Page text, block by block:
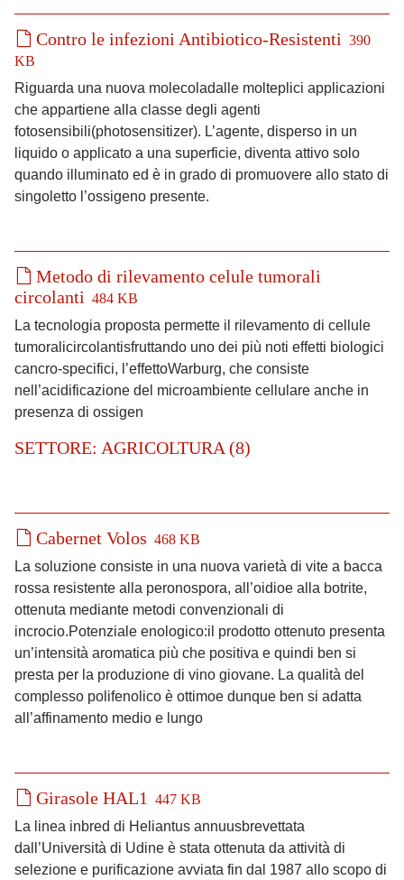
Contro le infezioni Antibiotico-Resistenti 390
KB
Riguarda una nuova molecoladalle molteplici applicazioni
che appartiene alla classe degli agenti
fotosensibili(photosensitizer). L’agente, disperso in un
liquido o applicato a una superficie, diventa attivo solo
quando illuminato ed è in grado di promuovere allo stato di
singoletto l’ossigeno presente.
Metodo di rilevamento celule tumorali
circolanti 484 KB
La tecnologia proposta permette il rilevamento di cellule
tumoralicircolantisfruttando uno dei più noti effetti biologici
cancro-specifici, l’effettoWarburg, che consiste
nell’acidificazione del microambiente cellulare anche in
presenza di ossigen
SETTORE: AGRICOLTURA (8)
Cabernet Volos 468 KB
La soluzione consiste in una nuova varietà di vite a bacca
rossa resistente alla peronospora, all’oidioe alla botrite,
ottenuta mediante metodi convenzionali di
incrocio.Potenziale enologico:il prodotto ottenuto presenta
un’intensità aromatica più che positiva e quindi ben si
presta per la produzione di vino giovane. La qualità del
complesso polifenolico è ottimoe dunque ben si adatta
all’affinamento medio e lungo
Girasole HAL1
447 KB
La linea inbred di Heliantus annuusbrevettata
dall’Università di Udine è stata ottenuta da attività di
selezione e purificazione avviata fin dal 1987 allo scopo di